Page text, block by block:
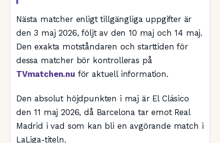
Nästa matcher enligt tillgängliga uppgifter är
den 3 maj 2026, följt av den 10 maj och 14 maj.
Den exakta motståndaren och starttiden för
dessa matcher bör kontrolleras på
TVmatchen.nu för aktuell information.
Den absolut höjdpunkten i maj är El Clásico
den 11 maj 2026, då Barcelona tar emot Real
Madrid i vad som kan bli en avgörande match i
LaLiga-titeln.